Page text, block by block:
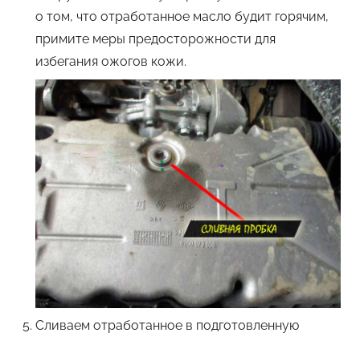
о том, что отработанное масло будит горячим,
примите меры предосторожности для
избегания ожогов кожи.
Сливаем отработанное в подготовленную